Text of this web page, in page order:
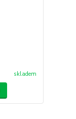
skladem